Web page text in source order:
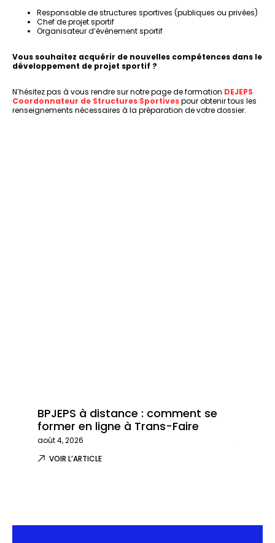
Responsable de structures sportives (publiques ou privées)
Chef de projet sportif
Organisateur d’évènement sportif
Vous souhaitez acquérir de nouvelles compétences dans le
développement de projet sportif ?
N’hésitez pas à vous rendre sur notre page de formation DEJEPS
Coordonnateur de Structures Sportivespour obtenir tous les
renseignements nécessaires à la préparation de votre dossier.
BPJEPS à distance : comment se
former en ligne à Trans-Faire
août 4, 2026
VOIR L’ARTICLE